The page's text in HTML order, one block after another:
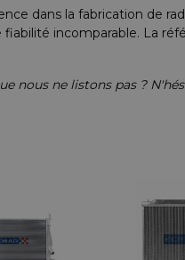
dans la fabrication de
incomparable. La
nous ne listons pas ?